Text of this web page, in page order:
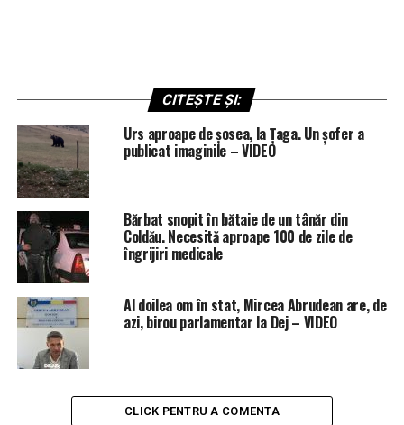
CITEȘTE ȘI:
Urs aproape de șosea, la Țaga. Un șofer a
publicat imaginile – VIDEO
Bărbat snopit în bătaie de un tânăr din
Coldău. Necesită aproape 100 de zile de
îngrijiri medicale
Al doilea om în stat, Mircea Abrudean are, de
azi, birou parlamentar la Dej – VIDEO
CLICK PENTRU A COMENTA